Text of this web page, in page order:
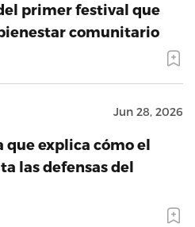
primer festival que
comunitario
Jun 28, 2026
que explica cómo el
las defensas del